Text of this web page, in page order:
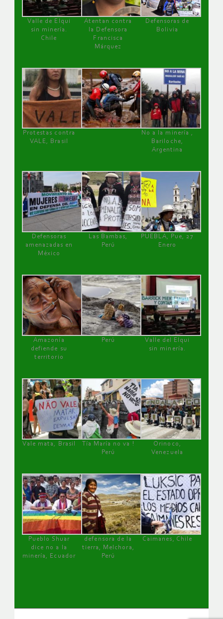
Valle de Elqui
sin minería.
Chile
Atentan contra
la Defensora
Francisca
Márquez
Defensoras de
Bolivia
Protestas contra
VALE, Brasil
No a la minería ,
Bariloche,
Argentina
Defensoras
amenazadas en
México
Las Bambas,
Perú
PUEBLA, Pue, 27
Enero
Amazonía
defiende su
territorio
Perú
Valle del Elqui
sin minería.
Vale mata, Brasil
Tía María no va !
Perú
Orinoco,
Venezuela
Pueblo Shuar
dice no a la
minería, Ecuador
defensora de la
tierra, Melchora,
Perú
Caimanes, Chile